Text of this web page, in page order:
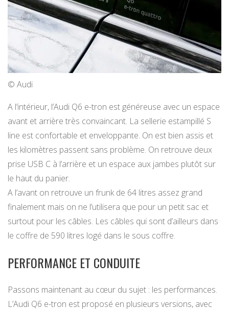
© Audi
A l’intérieur, l’Audi Q6 e-tron est généreuse avec un espace
avant et arrière très convaincant. La sellerie estampillé S
line est confortable et enveloppante. On est bien assis et
les kilomètres passent sans problème. On retrouve deux
prise USB C à l’arrière et un espace aux jambes plutôt sur
le haut du panier.
A l’avant on retrouve un frunk de 64 litres assez grand
finalement mais on ne l’utilisera que pour un petit sac et
surtout pour les câbles. Les câbles qui sont d’ailleurs dans
le coffre de 590 litres logé dans le sous coffre.
PERFORMANCE ET CONDUITE
Passons maintenant au cœur du sujet : les performances.
L’Audi Q6 e-tron est proposé en plusieurs versions, avec